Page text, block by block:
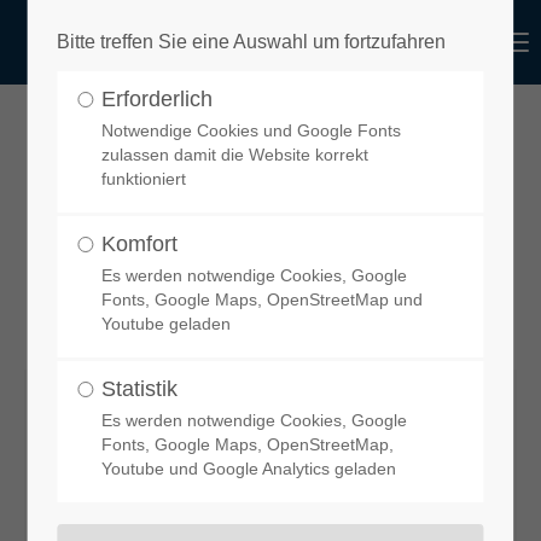
Benutzername
Passwort
Register|Lost your password?
functional
Adapterrahmen (400 x 400 mm) für
Sprinter ab Baujahr 2006
Bitte treffen Sie eine Auswahl um fortzufahren
Erforderlich
Notwendige Cookies und Google Fonts
zulassen damit die Website korrekt
funktioniert
Komfort
Es werden notwendige Cookies, Google
Fonts, Google Maps, OpenStreetMap und
Youtube geladen
Statistik
Es werden notwendige Cookies, Google
Fonts, Google Maps, OpenStreetMap,
Youtube und Google Analytics geladen